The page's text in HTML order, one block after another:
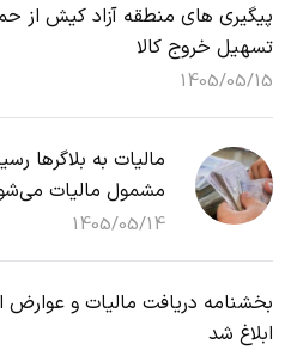
پیگیری های منطقه آزاد کیش از
تسهیل خروج کالا
1405/05/15
مالیات به بلاگرها
مشمول مالیات
1405/05/14
بخشنامه دریافت مالیات و عوارض
ابلاغ شد